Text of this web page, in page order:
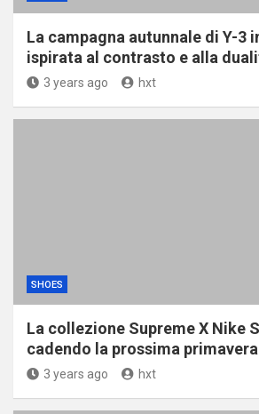
La campagna autunnale di Y-3
ispirata al contrasto e alla
3 years ago hxt
SHOES
La collezione Supreme X Nike
cadendo la prossima primavera
3 years ago hxt